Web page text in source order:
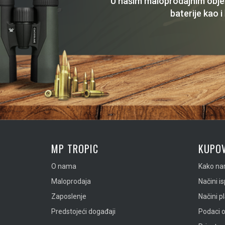
baterije kao i
MP TROPIC
O nama
Maloprodaja
Zaposlenje
Predstojeći događaji
Kako
Načini
Načini
Podaci